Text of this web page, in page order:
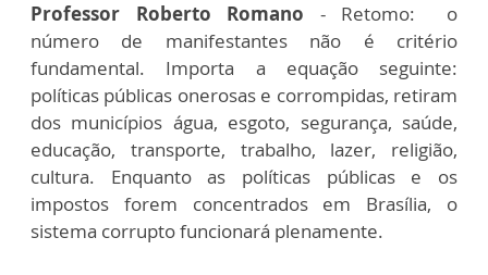
Professor Roberto Romano - Retomo: o
número de manifestantes não é critério
fundamental. Importa a equação seguinte:
políticas públicas onerosas e corrompidas, retiram
dos municípios água, esgoto, segurança, saúde,
educação, transporte, trabalho, lazer, religião,
cultura. Enquanto as políticas públicas e os
impostos forem concentrados em Brasília, o
sistema corrupto funcionará plenamente.